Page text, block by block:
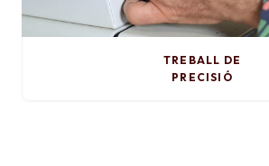
TREBALL DE
PRECISIÓ